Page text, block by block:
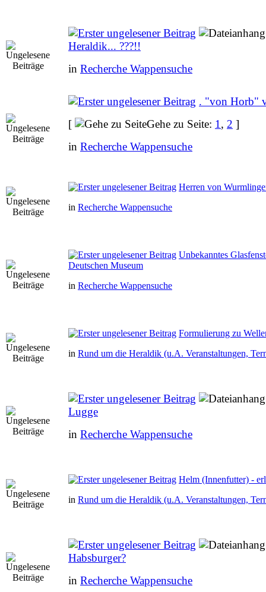
Heraldik... ???!!
in Recherche Wappensuche
. "von Horb"
[
Gehe zu Seite: 1 , 2 ]
in Recherche Wappensuche
Herren von
in Recherche Wappensuche
Unbekanntes
Deutschen Museum
in Recherche Wappensuche
Formulierung zu
in Rund um die Heraldik (u.A. Veranstaltungen,
Lugge
in Recherche Wappensuche
Helm (Innenfutter) -
in Rund um die Heraldik (u.A. Veranstaltungen,
Habsburger?
in Recherche Wappensuche